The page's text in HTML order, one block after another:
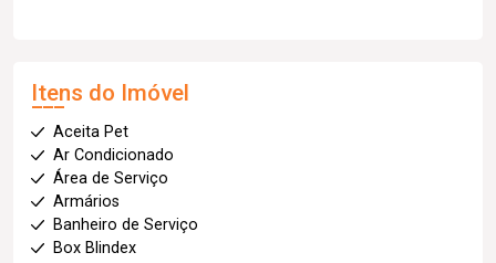
Itens do Imóvel
Aceita Pet
Ar Condicionado
Área de Serviço
Armários
Banheiro de Serviço
Box Blindex